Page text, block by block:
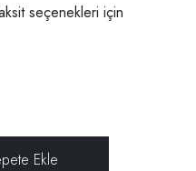
seçenekleri için